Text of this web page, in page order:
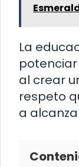
La
al crear
respeto
a